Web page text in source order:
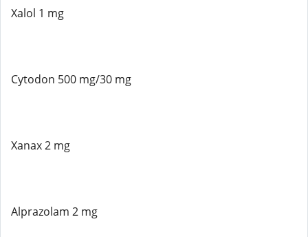
Xalol 1 mg
Cytodon 500 mg/30 mg
Xanax 2 mg
Alprazolam 2 mg